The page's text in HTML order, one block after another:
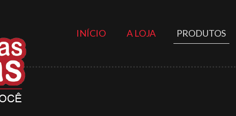
INÍCIO A LOJA PRODUTOS